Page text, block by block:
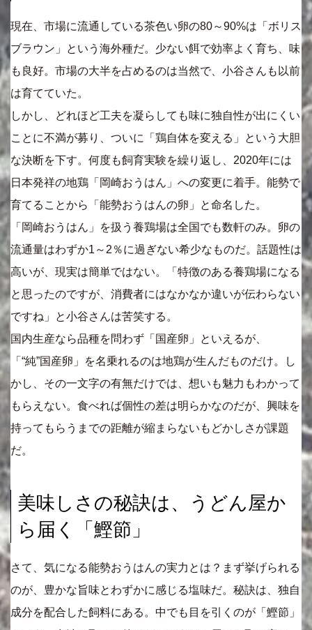
現在、市場に流通している茶色い卵の80～90%は「ボリス
ブラウン」という海外種だ。少ない餌で効率よく育ち、味
も良好。市場の大半を占めるのは当然で、小谷さんも以前
は育てていた。
しかし、どれほど工夫を凝らしても味に独自性が出にくい
ことに不満が募り、ついに「鶏自体を変える」という大胆
な決断を下す。何度も飼育実験を繰り返し、2020年には
日本発祥の地鶏「岡崎おうはん」への変更に着手。能勢で
育てることから「能勢おうはんの卵」と命名した。
「岡崎おうはん」を扱う養鶏場は全国でも数軒のみ。卵の
流通量はわずか1～2％に過ぎない希少なものだ。話題性は
高いが、現実は簡単ではない。「特徴のある養鶏場になる
と思ったのですが、消費者にはなかなか違いが伝わらない
ですね」と小谷さんは苦笑する。
国内生産なら品種を問わず「国産卵」といえるが、
「“純”国産卵」を名乗れるのは地鶏が生んだものだけ。し
かし、その一文字の有無だけでは、想いも魅力もわかって
もらえない。食べれば個性の差は明らかなのだが、興味を
持ってもらうまでの距離が縮まらないもどかしさが課題
だ。
美味しさの秘訣は、うどん屋か
ら届く「鰹節」
さて、気になる能勢おうはんの実力とは？まず挙げられる
のが、豊かな旨味とわずかに感じる塩味だ。秘訣は、独自
成分を配合した飼料にある。中でも目を引くのが「鰹節」